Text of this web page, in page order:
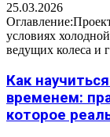
25.03.2026
условиях
ведущих колеса и
Как
временем:
которое